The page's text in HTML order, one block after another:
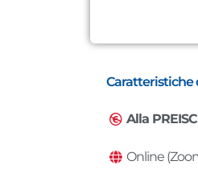
Caratteristiche
Alla
Online